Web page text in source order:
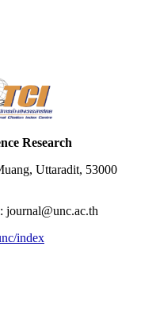
Research
Uttaradit, 53000
index